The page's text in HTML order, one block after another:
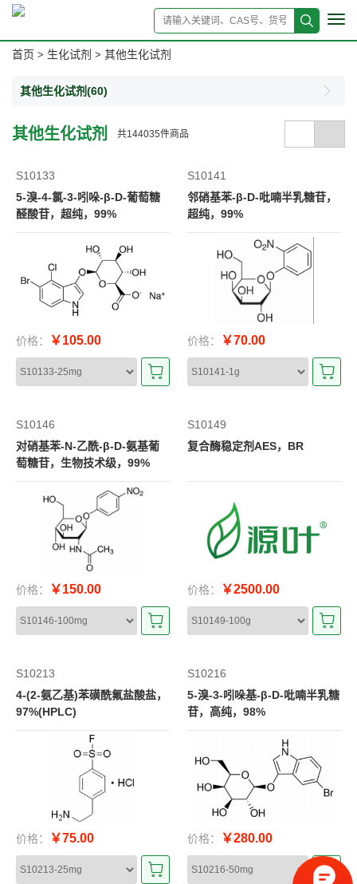
首页 > 生化试剂 > 其他生化试剂
其他生化试剂(60)
其他生化试剂 共144035件商品
S10133
5-溴-4-氯-3-吲哚-β-D-葡萄糖
醛酸苷，超纯，99%
价格： ￥105.00
S10141
邻硝基苯-β-D-吡喃半乳糖苷，
超纯，99%
价格： ￥70.00
S10146
对硝基苯-N-乙酰-β-D-氨基葡
萄糖苷，生物技术级，99%
价格： ￥150.00
S10149
复合酶稳定剂AES，BR
价格： ￥2500.00
S10213
4-(2-氨乙基)苯磺酰氟盐酸盐，
97%(HPLC)
价格： ￥75.00
S10216
5-溴-3-吲哚基-β-D-吡喃半乳糖
苷，高纯，98%
价格： ￥280.00